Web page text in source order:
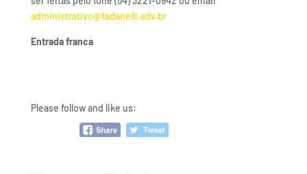
administrativo@fadanelli.adv.br
Entrada franca
Please follow and like us: